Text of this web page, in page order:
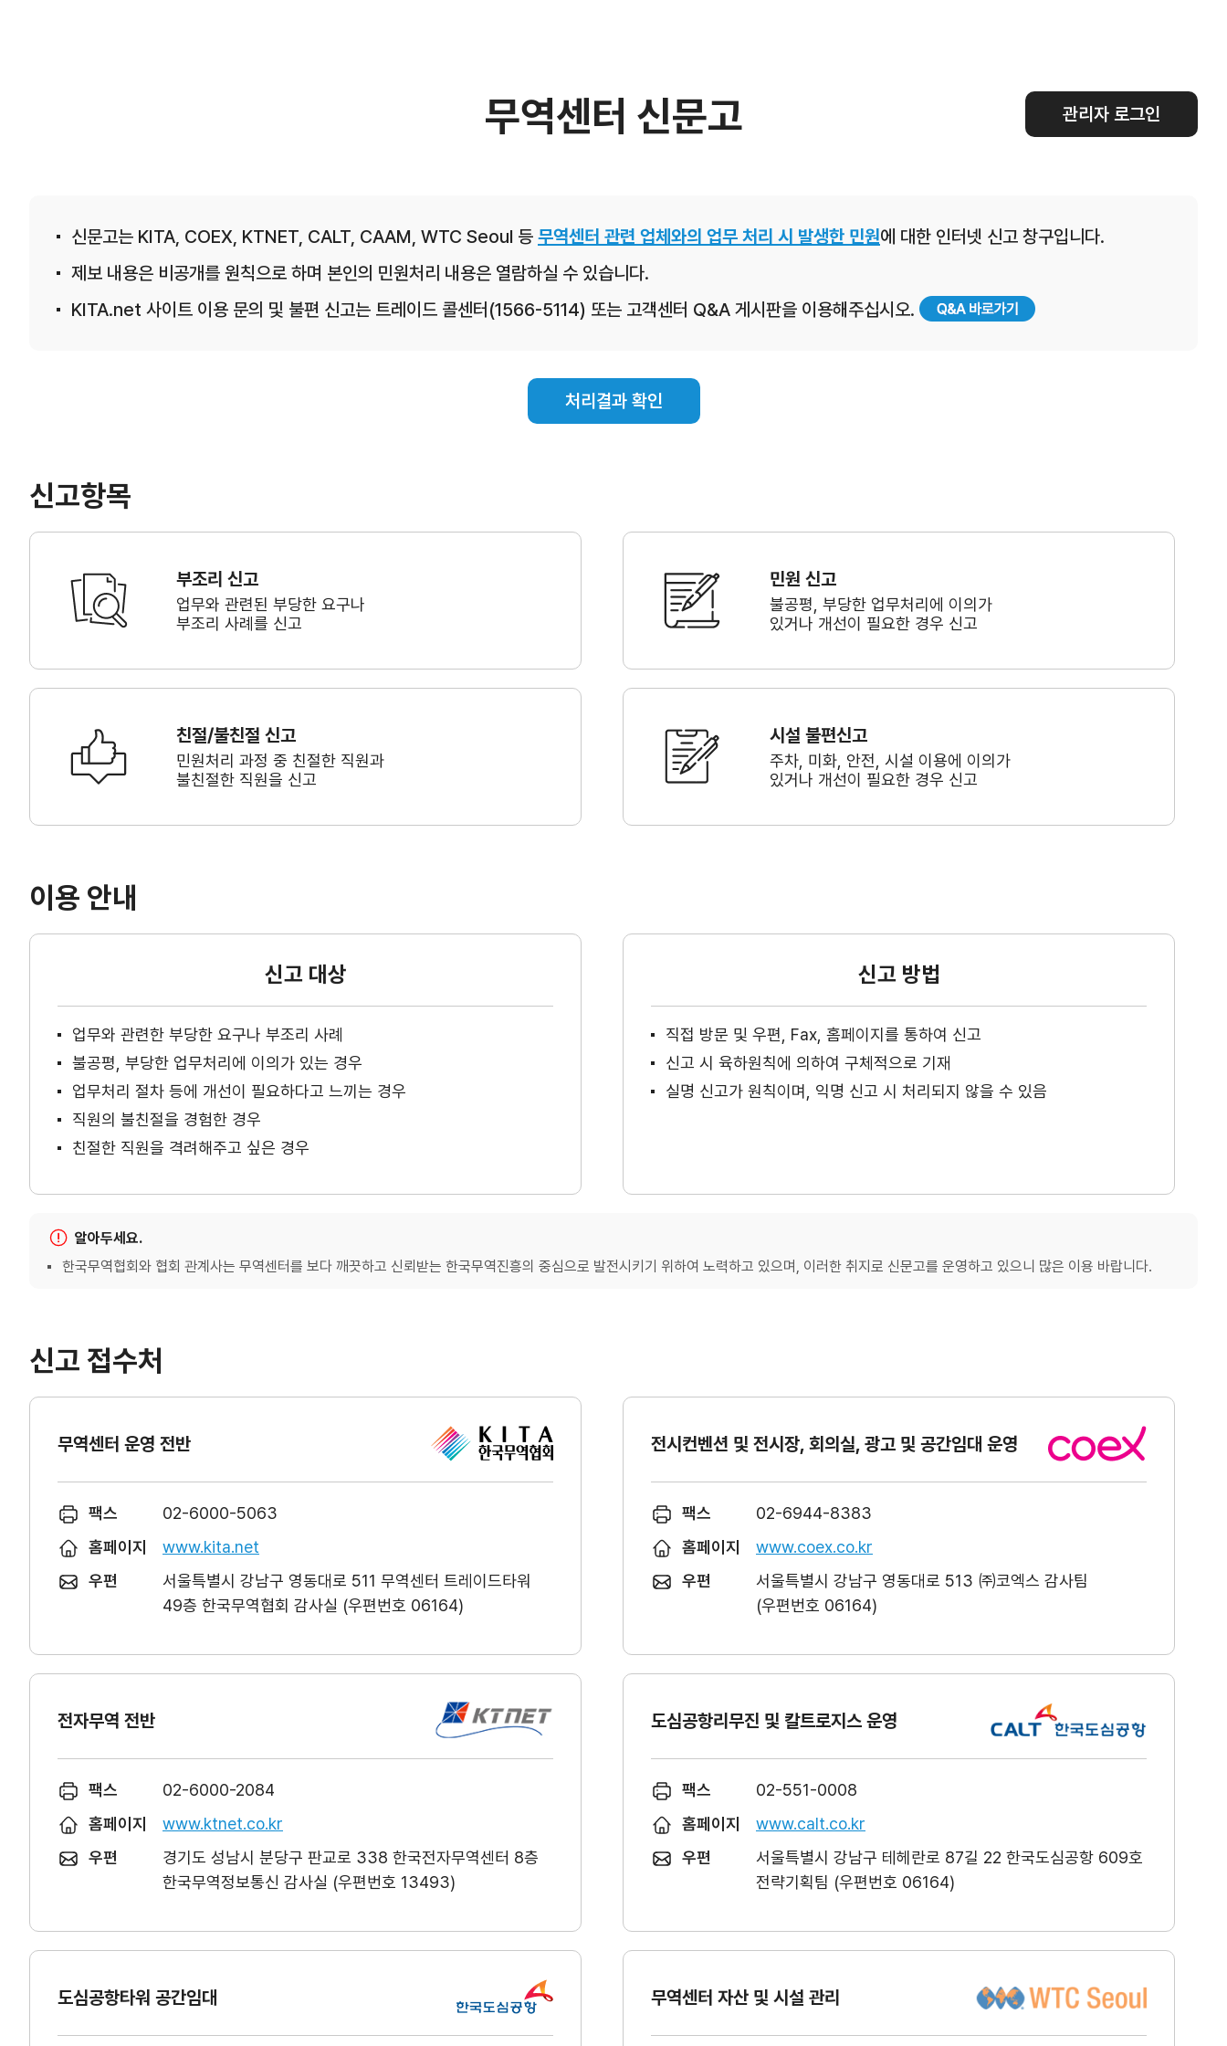
무역센터 신문고 관리자 로그인
신문고는 KITA, COEX, KTNET, CALT, CAAM, WTC Seoul 등 무역센터 관련 업체와의 업무 처리 시 발생한 민원에 대한 인터넷 신고 창구입니다.
제보 내용은 비공개를 원칙으로 하며 본인의 민원처리 내용은 열람하실 수 있습니다.
KITA.net 사이트 이용 문의 및 불편 신고는 트레이드 콜센터(1566-5114) 또는 고객센터 Q&A 게시판을 이용해주십시오.
처리결과 확인
신고항목
부조리 신고
업무와 관련된 부당한 요구나
부조리 사례를 신고
민원 신고
불공평, 부당한 업무처리에 이의가
있거나 개선이 필요한 경우 신고
친절/불친절 신고
민원처리 과정 중 친절한 직원과
불친절한 직원을 신고
시설 불편신고
주차, 미화, 안전, 시설 이용에 이의가
있거나 개선이 필요한 경우 신고
이용 안내
신고 대상
업무와 관련한 부당한 요구나 부조리 사례
불공평, 부당한 업무처리에 이의가 있는 경우
업무처리 절차 등에 개선이 필요하다고 느끼는 경우
직원의 불친절을 경험한 경우
친절한 직원을 격려해주고 싶은 경우
신고 방법
직접 방문 및 우편, Fax, 홈페이지를 통하여 신고
신고 시 육하원칙에 의하여 구체적으로 기재
실명 신고가 원칙이며, 익명 신고 시 처리되지 않을 수 있음
알아두세요.
한국무역협회와 협회 관계사는 무역센터를 보다 깨끗하고 신뢰받는 한국무역진흥의 중심으로 발전시키기 위하여 노력하고 있으며, 이러한 취지로 신문고를 운영하고 있으니 많은 이용 바랍니다.
신고 접수처
무역센터 운영 전반
팩스
02-6000-5063
홈페이지
www.kita.net
우편
서울특별시 강남구 영동대로 511 무역센터 트레이드타워
49층 한국무역협회 감사실 (우편번호 06164)
전시컨벤션 및 전시장, 회의실, 광고 및 공간임대 운영
팩스
02-6944-8383
홈페이지
www.coex.co.kr
우편
서울특별시 강남구 영동대로 513 ㈜코엑스 감사팀
(우편번호 06164)
전자무역 전반
팩스
02-6000-2084
홈페이지
www.ktnet.co.kr
우편
경기도 성남시 분당구 판교로 338 한국전자무역센터 8층
한국무역정보통신 감사실 (우편번호 13493)
도심공항리무진 및 칼트로지스 운영
팩스
02-551-0008
홈페이지
www.calt.co.kr
우편
서울특별시 강남구 테헤란로 87길 22 한국도심공항 609호
전략기획팀 (우편번호 06164)
도심공항타워 공간임대 무역센터 자산 및 시설 관리